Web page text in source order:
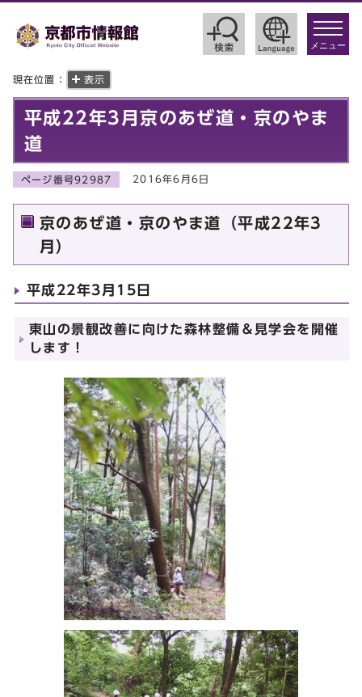
toggle
メニュー
現在位置： 表示
平成22年3月京のあぜ道・京のやま
道
ページ番号92987 2016年6月6日
京のあぜ道・京のやま道（平成22年3
月）
平成22年3月15日
東山の景観改善に向けた森林整備＆見学会を開催
します！